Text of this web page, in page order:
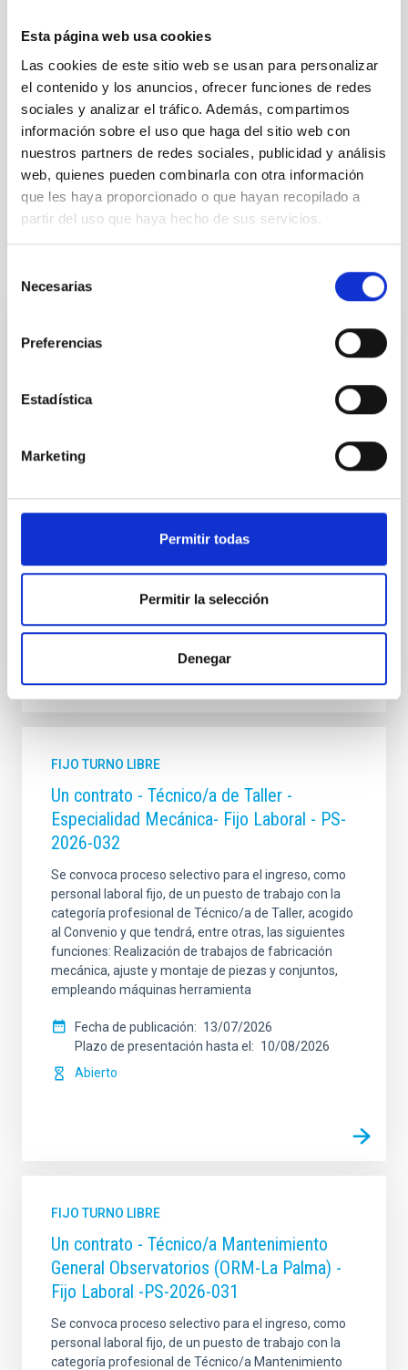
Esta página web usa cookies
Las cookies de este sitio web se usan para personalizar
el contenido y los anuncios, ofrecer funciones de redes
sociales y analizar el tráfico. Además, compartimos
información sobre el uso que haga del sitio web con
nuestros partners de redes sociales, publicidad y análisis
web, quienes pueden combinarla con otra información
que les haya proporcionado o que hayan recopilado a
partir del uso que haya hecho de sus servicios.
Necesarias
Preferencias
Estadística
Marketing
Permitir todas
Permitir la selección
Denegar
NO
PS-2026-025 BASES CONVOCATORIA
ANEXO III SOLICITUD
ANEXO VI-PRÁCTICAS.
Te puede interesar
CONTRATO INDEFINIDO
Mecánica- GTCAO.PS-2026-057
contrato laboral de duración indefinida (Artículo 23bis
de la Ley 14/2011, de 1 de junio, de la Ciencia, la
sistema general de acceso libre y que tendrá, entre
mecánica del proyecto sistema
Fecha de publicación
17/07/2026
Plazo de presentación hasta el
07/08/2026
Abierto
FIJO TURNO LIBRE
Un contrato - Técnico/a de Taller -
Especialidad Mecánica- Fijo Laboral - PS-
2026-032
Se convoca proceso selectivo para el ingreso, como
personal laboral fijo, de un puesto de trabajo con la
categoría profesional de Técnico/a de Taller, acogido
al Convenio y que tendrá, entre otras, las siguientes
funciones: Realización de trabajos de fabricación
mecánica, ajuste y montaje de piezas y conjuntos,
empleando máquinas herramienta
Fecha de publicación
13/07/2026
Plazo de presentación hasta el
10/08/2026
Abierto
FIJO TURNO LIBRE
Un contrato - Técnico/a Mantenimiento
General Observatorios (ORM-La Palma) -
Fijo Laboral -PS-2026-031
Se convoca proceso selectivo para el ingreso, como
personal laboral fijo, de un puesto de trabajo con la
categoría profesional de Técnico/a Mantenimiento